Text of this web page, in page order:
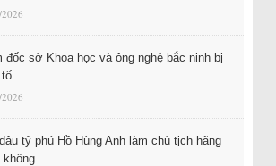
đốc sở Khoa học và ông nghệ bắc ninh bị
tỷ phú Hồ Hùng Anh làm chủ tịch hãng
không